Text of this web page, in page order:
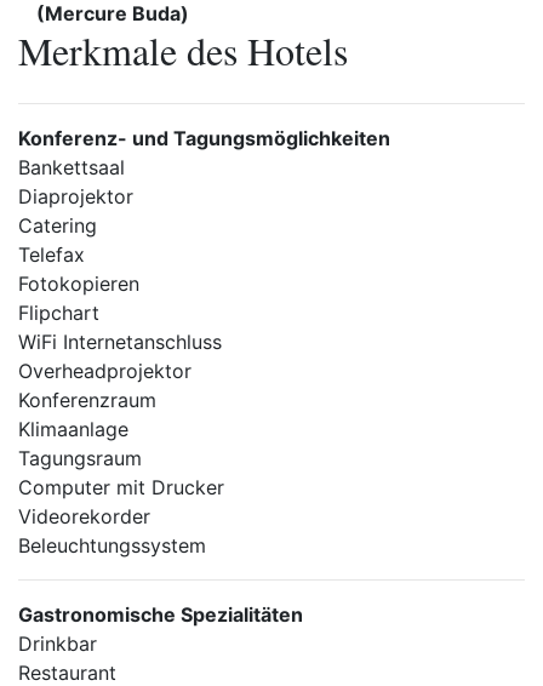
(Mercure Buda)
Merkmale des Hotels
Konferenz- und Tagungsmöglichkeiten
Bankettsaal
Diaprojektor
Catering
Telefax
Fotokopieren
Flipchart
WiFi Internetanschluss
Overheadprojektor
Konferenzraum
Klimaanlage
Tagungsraum
Computer mit Drucker
Videorekorder
Beleuchtungssystem
Gastronomische Spezialitäten
Drinkbar
Restaurant